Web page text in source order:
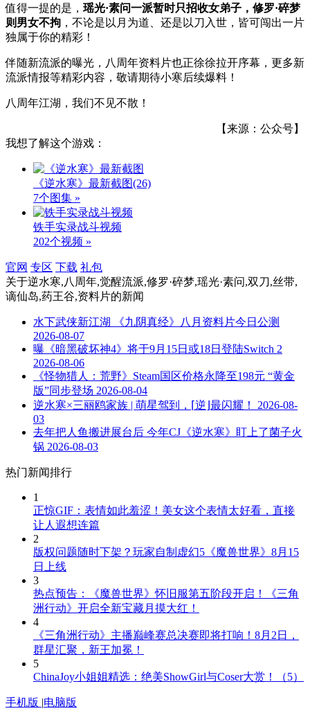
值得一提的是， 瑶光·素问一派暂时只招收女弟子 ，修罗·碎梦
则男女不拘 ，不论是以月为道、还是以刀入世，皆可闯出一片
独属于你的精彩！
伴随新流派的曝光，八周年资料片也正徐徐拉开序幕，更多新
流派情报等精彩内容，敬请期待小寒后续爆料！
八周年江湖，我们不见不散！
【来源：公众号】
我想了解这个游戏：
《逆水寒》最新截图(26)
7个图集 »
铁手实录战斗视频
202个视频 »
官网 专区 下载 礼包
关于逆水寒,八周年,觉醒流派,修罗·碎梦,瑶光·素问,双刀,丝带,
谪仙岛,药王谷,资料片的新闻
水下武侠新江湖 《九阴真经》八月资料片今日公测
2026-08-07
曝《暗黑破坏神4》将于9月15日或18日登陆Switch 2
2026-08-06
《怪物猎人：荒野》Steam国区价格永降至198元 “黄金
版”同步登场 2026-08-04
逆水寒×三丽鸥家族 | 萌星驾到，⌈逆⌋最闪耀！
2026-08-
03
去年把人鱼搬进展台后 今年CJ《逆水寒》盯上了菌子火
锅 2026-08-03
热门新闻排行
1
正惊GIF：表情如此羞涩！美女这个表情太好看，直接
让人遐想连篇
2
版权问题随时下架？玩家自制虚幻5《魔兽世界》8月15
日上线
3
热点预告：《魔兽世界》怀旧服第五阶段开启！《三角
洲行动》开启全新宝藏月摸大红！
4
《三角洲行动》主播巅峰赛总决赛即将打响！8月2日，
群星汇聚，新王加冕！
5
ChinaJoy小姐姐精选：绝美ShowGirl与Coser大赏！（5）
手机版 |电脑版